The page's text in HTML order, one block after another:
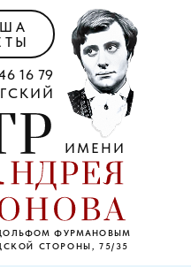
ИМЕНИ
ФУРМАНОВЫМ
16 79
СТОРОНЫ, 75/35